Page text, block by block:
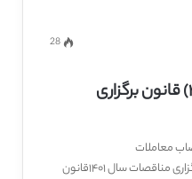
28
موضوع تبصره (۱) ماده (۳) قانون برگزاری
معاملات
موضوع تبصره (۱) ماده (۳) قانون برگزاری مناقصات سال ۱۴۰۱قانون